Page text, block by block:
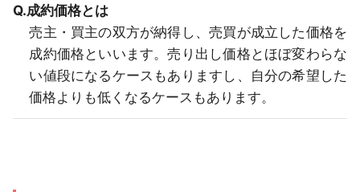
Q.成約価格とは
売主・買主の双方が納得し、売買が成立した価格を
成約価格といいます。売り出し価格とほぼ変わらな
い値段になるケースもありますし、自分の希望した
価格よりも低くなるケースもあります。